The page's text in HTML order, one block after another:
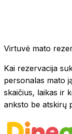
Virtuvė mato
Kai rezervacija
personalas mato
skaičius, laikas ir
anksto be atskirų